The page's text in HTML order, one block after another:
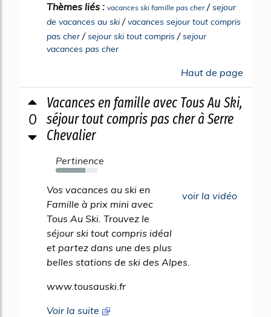
Thèmes liés : vacances ski famille pas cher/sejour
de vacances au ski /vacances sejour tout compris
pas cher/sejour ski tout compris /sejour
vacances pas cher
Haut de page
0
Vacances en famille avec Tous Au Ski,
séjour tout compris pas cher à Serre
Chevalier
Pertinence
70%
voir la vidéo
Vos vacances au ski en
Famille à prix mini avec
Tous Au Ski. Trouvez le
séjour ski tout compris idéal
et partez dans une des plus
belles stations de ski des Alpes.
www.tousauski.fr
Voir la suite